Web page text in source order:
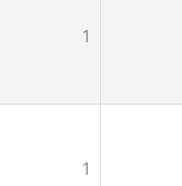
1
1